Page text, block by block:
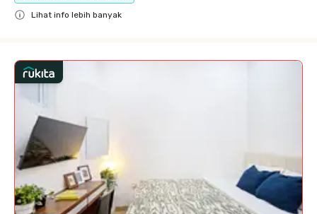
Lihat info lebih banyak